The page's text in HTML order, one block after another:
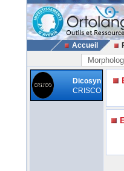
Accueil
Dicosyn
CRISCO